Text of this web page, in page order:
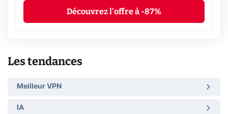
Découvrez l'offre à -87%
Les tendances
Meilleur VPN
IA